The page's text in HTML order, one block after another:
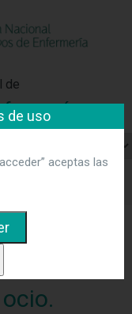
de
cómo prevenir
de
de uso
aceptas las